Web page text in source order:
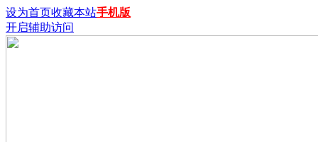
设为首页收藏本站手机版
开启辅助访问